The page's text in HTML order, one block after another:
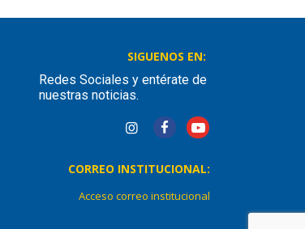
SIGUENOS EN:
Redes Sociales y entérate de
nuestras noticias.
CORREO INSTITUCIONAL:
Acceso correo institucional